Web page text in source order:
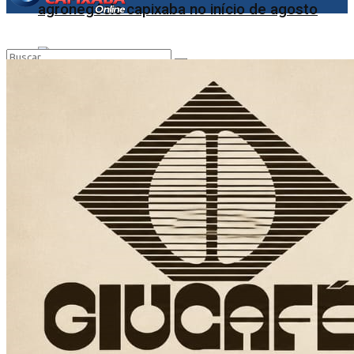
agronegócio capixaba no início de agosto
Famílias podem receber indenização do PID
mesmo após morte de beneficiário, afirma